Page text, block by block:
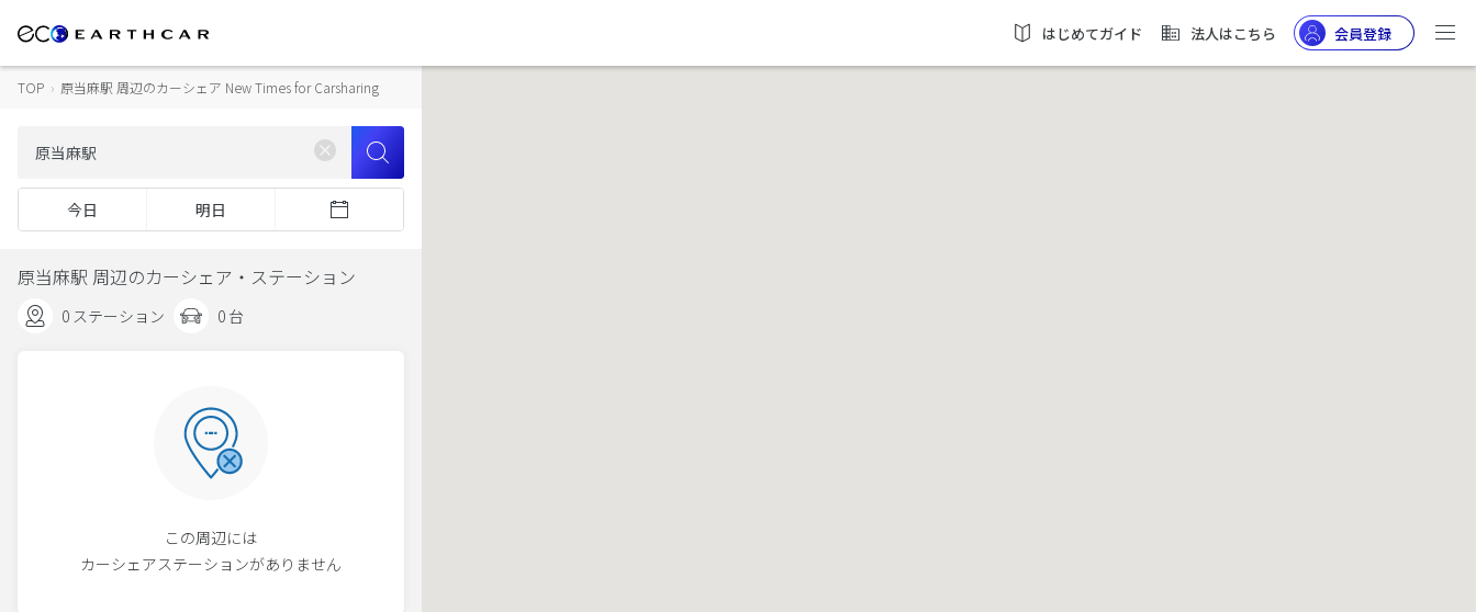
はじめてガイド 法人はこちら 会員登録
TOP › 原当麻駅 周辺のカーシェア New Times for Carsharing
今日 明日
原当麻駅 周辺のカーシェア・ステーション
0 ステーション 0 台
この周辺には
カーシェアステーションがありません